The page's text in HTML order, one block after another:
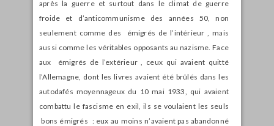
après la guerre et surtout dans le climat de guerre
froide et d’anticommunisme des années 50, non
seulement comme des émigrés de l’intérieur , mais
aussi comme les véritables opposants au nazisme. Face
aux émigrés de l’extérieur , ceux qui avaient quitté
l’Allemagne, dont les livres avaient été brûlés dans les
autodafés moyennageux du 10 mai 1933, qui avaient
combattu le fascisme en exil, ils se voulaient les seuls
bons émigrés : eux au moins n’avaient pas abandonné